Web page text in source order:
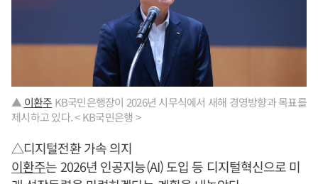
▲ 이환주 KB국민은행장이 2026년 시무식에서 새해 경영방향과 목표를
제시하고 있다. < KB국민은행 >
△디지털전환 가속 의지
이환주는 2026년 인공지능(AI) 도입 등 디지털혁신으로 미